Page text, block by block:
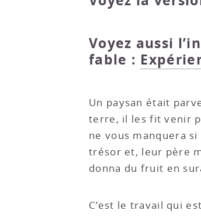
Voyez aussi
fable :
Un paysan était
terre, il les fit venir
ne vous manquera si
trésor et, leur père
donna du fruit en
C’est le travail qui